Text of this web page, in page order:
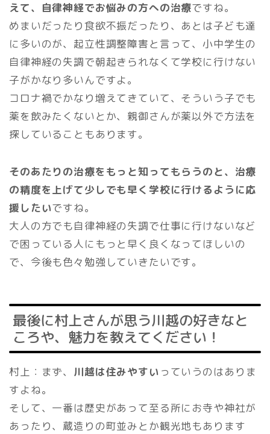
えて、自律神経でお悩みの方への治療ですね。
めまいだったり食欲不振だったり、あとは子ども達
に多いのが、起立性調整障害と言って、小中学生の
自律神経の失調で朝起きられなくて学校に行けない
子がかなり多いんですよ。
コロナ禍でかなり増えてきていて、そういう子でも
薬を飲みたくないとか、親御さんが薬以外で方法を
探していることもあります。
そのあたりの治療をもっと知ってもらうのと、治療
の精度を上げて少しでも早く学校に行けるように応
援したいですね。
大人の方でも自律神経の失調で仕事に行けないなど
で困っている人にもっと早く良くなってほしいの
で、今後も色々勉強していきたいです。
最後に村上さんが思う川越の好きなと
ころや、魅力を教えてください！
村上：まず、 川越は住みやすい っていうのはありま
すよね。
そして、一番は歴史があって至る所にお寺や神社が
あったり、蔵造りの町並みとか観光地もあります